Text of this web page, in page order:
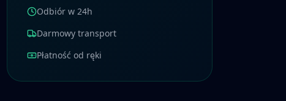
Odbiór w 24h
Darmowy transport
Płatność od ręki